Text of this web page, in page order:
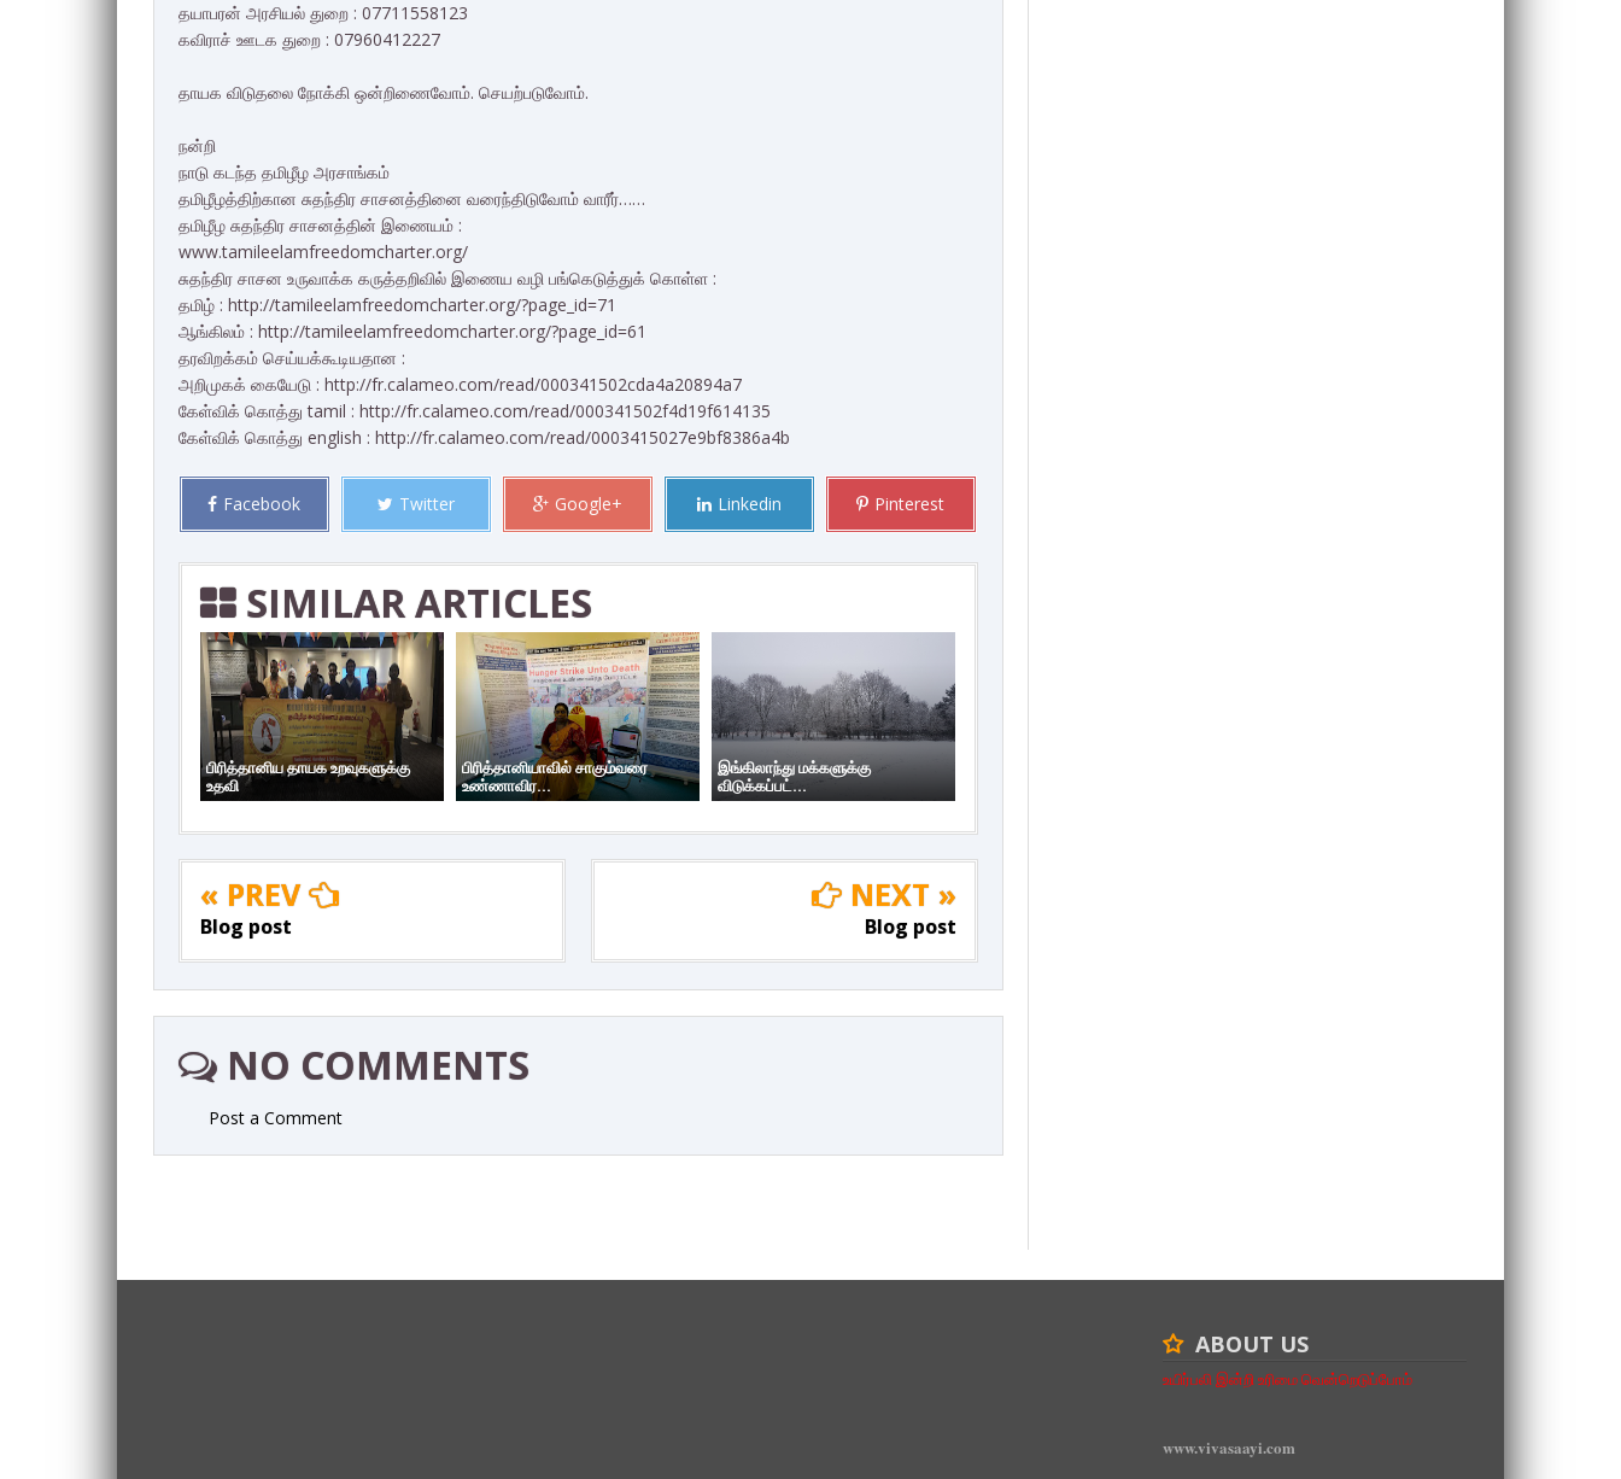
தயாபரன் அரசியல் துறை : 07711558123
கவிராச் ஊடக துறை : 07960412227
தாயக விடுதலை நோக்கி ஒன்றிணைவோம். செயற்படுவோம்.
நன்றி
நாடு கடந்த தமிழீழ அரசாங்கம்
தமிழீழத்திற்கான சுதந்திர சாசனத்தினை வரைந்திடுவோம் வாரீர்……
தமிழீழ சுதந்திர சாசனத்தின் இணையம் :
www.tamileelamfreedomcharter.org/
சுதந்திர சாசன உருவாக்க கருத்தறிவில் இணைய வழி பங்கெடுத்துக் கொள்ள :
தமிழ் : http://tamileelamfreedomcharter.org/?page_id=71
ஆங்கிலம் : http://tamileelamfreedomcharter.org/?page_id=61
தரவிறக்கம் செய்யக்கூடியதான :
அறிமுகக் கையேடு : http://fr.calameo.com/read/000341502cda4a20894a7
கேள்விக் கொத்து tamil : http://fr.calameo.com/read/000341502f4d19f614135
கேள்விக் கொத்து english : http://fr.calameo.com/read/0003415027e9bf8386a4b
Facebook Twitter Google+ Linkedin Pinterest
SIMILAR ARTICLES
பிரித்தானிய தாயக உறவுகளுக்கு
உதவி
பிரித்தானியாவில் சாகும்வரை
உண்ணாவிர...
இங்கிலாந்து மக்களுக்கு
விடுக்கப்பட்...
« PREV
Blog post
NEXT »
Blog post
NO COMMENTS
Post a Comment
ABOUT US
உயிர்பலி இன்றி உரிமை வென்றெடுப்போம்
www.vivasaayi.com